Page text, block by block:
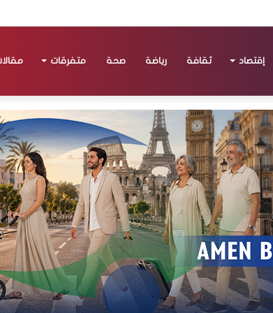
إقتصاد ثقافة رياضة صحة متفرقات